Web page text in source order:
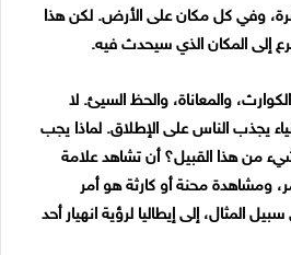
وفي كل مكان على الأرض. لكن هذا
إلى المكان الذي سيحدث فيه.
الكوارث، والمعاناة، والحظ السيئ. لا
يجذب الناس على الإطلاق. لماذا يجب
من هذا القبيل؟ أن تشاهد علامة
ومشاهدة محنة أو كارثة هو أمر
إلى إيطاليا لرؤية انهيار أحد